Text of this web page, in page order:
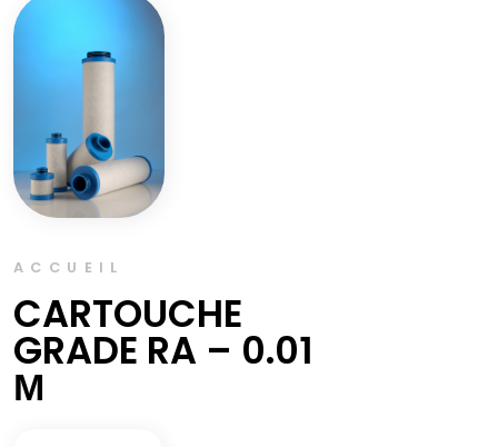
ACCUEIL
CARTOUCHE
GRADE RA – 0.01
Μ